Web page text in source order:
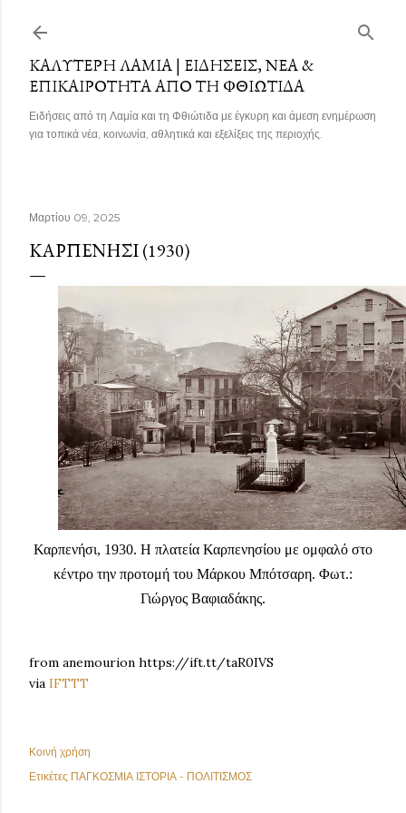
ΚΑΛΎΤΕΡΗ ΛΑΜΊΑ | ΕΙΔΉΣΕΙΣ, ΝΈΑ &
ΕΠΙΚΑΙΡΌΤΗΤΑ ΑΠΌ ΤΗ ΦΘΙΏΤΙΔΑ
Ειδήσεις από τη Λαμία και τη Φθιώτιδα με έγκυρη και άμεση ενημέρωση
για τοπικά νέα, κοινωνία, αθλητικά και εξελίξεις της περιοχής.
Μαρτίου 09, 2025
ΚΑΡΠΕΝΉΣΙ (1930)
Καρπενήσι, 1930. Η πλατεία Καρπενησίου με ομφαλό στο
κέντρο την προτομή του Μάρκου Μπότσαρη. Φωτ.:
Γιώργος Βαφιαδάκης.
from anemourion https://ift.tt/taR0IVS
via IFTTT
Κοινή χρήση
Ετικέτες ΠΑΓΚΟΣΜΙΑ ΙΣΤΟΡΙΑ - ΠΟΛΙΤΙΣΜΟΣ